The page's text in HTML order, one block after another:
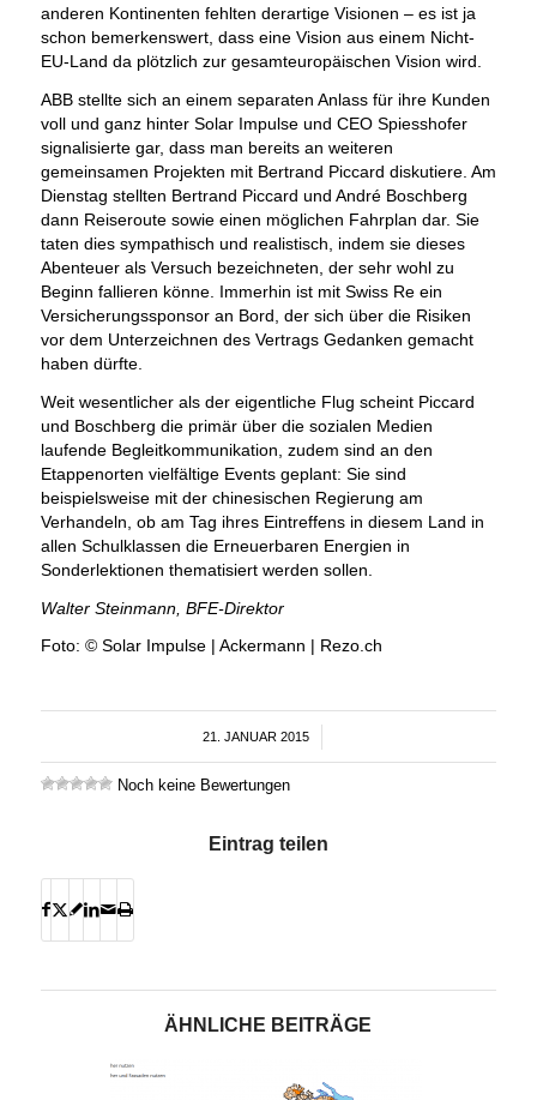
anderen Kontinenten fehlten derartige Visionen – es ist ja
schon bemerkenswert, dass eine Vision aus einem Nicht-
EU-Land da plötzlich zur gesamteuropäischen Vision wird.
ABB stellte sich an einem separaten Anlass für ihre Kunden
voll und ganz hinter Solar Impulse und CEO Spiesshofer
signalisierte gar, dass man bereits an weiteren
gemeinsamen Projekten mit Bertrand Piccard diskutiere. Am
Dienstag stellten Bertrand Piccard und André Boschberg
dann Reiseroute sowie einen möglichen Fahrplan dar. Sie
taten dies sympathisch und realistisch, indem sie dieses
Abenteuer als Versuch bezeichneten, der sehr wohl zu
Beginn fallieren könne. Immerhin ist mit Swiss Re ein
Versicherungssponsor an Bord, der sich über die Risiken
vor dem Unterzeichnen des Vertrags Gedanken gemacht
haben dürfte.
Weit wesentlicher als der eigentliche Flug scheint Piccard
und Boschberg die primär über die sozialen Medien
laufende Begleitkommunikation, zudem sind an den
Etappenorten vielfältige Events geplant: Sie sind
beispielsweise mit der chinesischen Regierung am
Verhandeln, ob am Tag ihres Eintreffens in diesem Land in
allen Schulklassen die Erneuerbaren Energien in
Sonderlektionen thematisiert werden sollen.
Walter Steinmann, BFE-Direktor
Foto: © Solar Impulse | Ackermann | Rezo.ch
21. JANUAR 2015
/
Noch keine Bewertungen
Eintrag teilen
ÄHNLICHE BEITRÄGE